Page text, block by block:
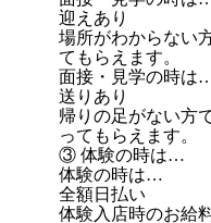
迎えあり
場所がわからない
てもらえます。
面接・見学の時は
送りあり
帰りの足がない方
ってもらえます。
③ 体験の時は…
体験の時は…
全額日払い
体験入店時のお給